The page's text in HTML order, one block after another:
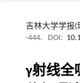
吉林大学学报(
-444.
DOI:
γ射线全